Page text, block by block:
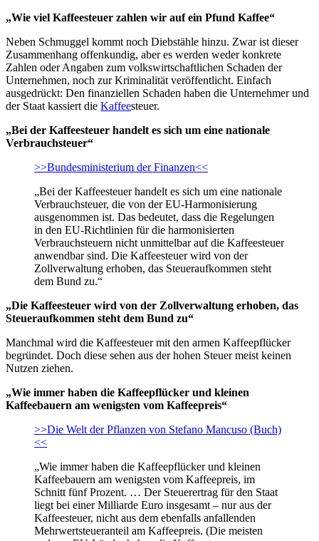
„Wie viel Kaffeesteuer zahlen wir auf ein Pfund Kaffee“
Neben Schmuggel kommt noch Diebstähle hinzu. Zwar ist dieser
Zusammenhang offenkundig, aber es werden weder konkrete
Zahlen oder Angaben zum volkswirtschaftlichen Schaden der
Unternehmen, noch zur Kriminalität veröffentlicht. Einfach
ausgedrückt: Den finanziellen Schaden haben die Unternehmer und
der Staat kassiert die Kaffeesteuer.
„Bei der Kaffeesteuer handelt es sich um eine nationale
Verbrauchsteuer“
>>Bundesministerium der Finanzen<<
„Bei der Kaffeesteuer handelt es sich um eine nationale
Verbrauchsteuer, die von der EU-Harmonisierung
ausgenommen ist. Das bedeutet, dass die Regelungen
in den EU-Richtlinien für die harmonisierten
Verbrauchsteuern nicht unmittelbar auf die Kaffeesteuer
anwendbar sind. Die Kaffeesteuer wird von der
Zollverwaltung erhoben, das Steueraufkommen steht
dem Bund zu.“
„Die Kaffeesteuer wird von der Zollverwaltung erhoben, das
Steueraufkommen steht dem Bund zu“
Manchmal wird die Kaffeesteuer mit den armen Kaffeepflücker
begründet. Doch diese sehen aus der hohen Steuer meist keinen
Nutzen ziehen.
„Wie immer haben die Kaffeepflücker und kleinen
Kaffeebauern am wenigsten vom Kaffeepreis“
>>Die Welt der Pflanzen von Stefano Mancuso (Buch)
<<
„Wie immer haben die Kaffeepflücker und kleinen
Kaffeebauern am wenigsten vom Kaffeepreis, im
Schnitt fünf Prozent. … Der Steuerertrag für den Staat
liegt bei einer Milliarde Euro insgesamt – nur aus der
Kaffeesteuer, nicht aus dem ebenfalls anfallenden
Mehrwertsteueranteil am Kaffeepreis. (Die meisten